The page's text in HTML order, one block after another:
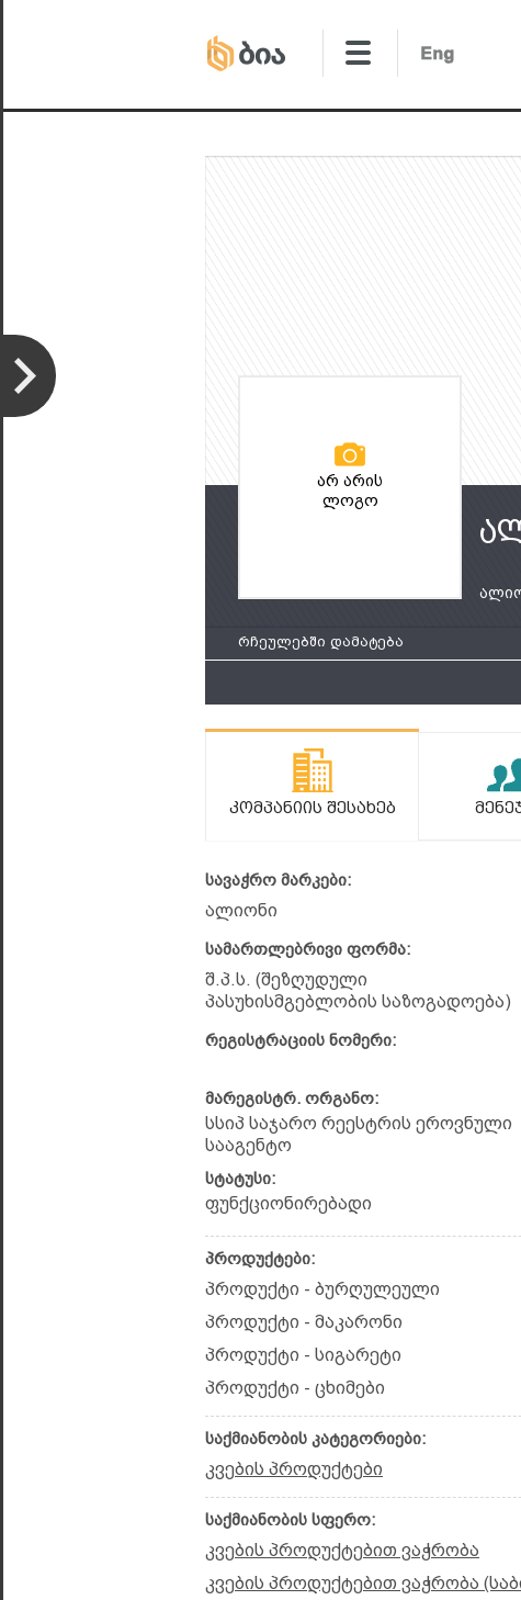
არ არის
ლოგო
რჩეულებში დამატება
Კომპანიის Შესახებ
სავაჭრო მარკები:
ალიონი
სამართლებრივი ფორმა:
შ.პ.ს. (შეზღუდული
პასუხისმგებლობის საზოგადოება)
რეგისტრაციის ნომერი:
მარეგისტრ. ორგანო:
სსიპ საჯარო რეესტრის ეროვნული
სააგენტო
სტატუსი:
ფუნქციონირებადი
პროდუქტები:
პროდუქტი - ბურღულეული
პროდუქტი - მაკარონი
პროდუქტი - სიგარეტი
პროდუქტი - ცხიმები
საქმიანობის კატეგორიები:
კვების პროდუქტები
საქმიანობის სფერო:
კვების პროდუქტებით ვაჭრობა
კვების პროდუქტებით ვაჭრობა